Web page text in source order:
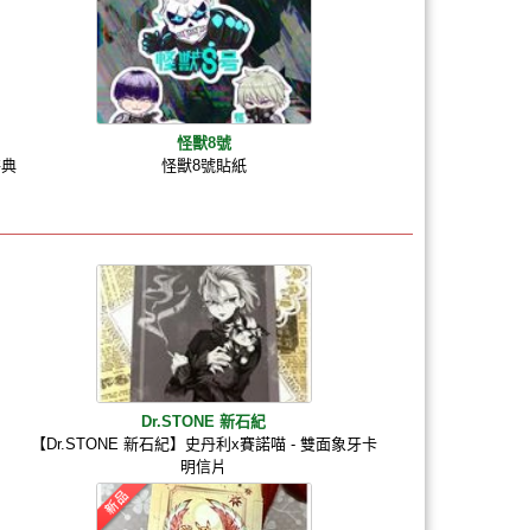
怪獸8號
怪獸8號貼紙
Dr.STONE 新石紀
【Dr.STONE 新石紀】史丹利x賽諾喵 - 雙面象牙卡
明信片